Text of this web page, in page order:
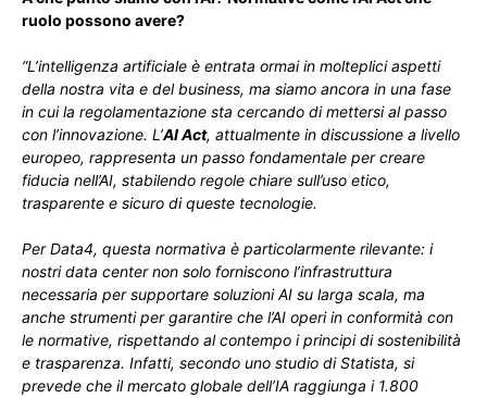
ruolo possono avere?
“L’intelligenza artificiale è entrata ormai in molteplici aspetti
della nostra vita e del business, ma siamo ancora in una fase
in cui la regolamentazione sta cercando di mettersi al passo
con l’innovazione. L’AI Act, attualmente in discussione a livello
europeo, rappresenta un passo fondamentale per creare
fiducia nell’AI, stabilendo regole chiare sull’uso etico,
trasparente e sicuro di queste tecnologie.
Per Data4, questa normativa è particolarmente rilevante: i
nostri data center non solo forniscono l’infrastruttura
necessaria per supportare soluzioni AI su larga scala, ma
anche strumenti per garantire che l’AI operi in conformità con
le normative, rispettando al contempo i principi di sostenibilità
e trasparenza. Infatti, secondo uno studio di Statista, si
prevede che il mercato globale dell’IA raggiunga i 1.800